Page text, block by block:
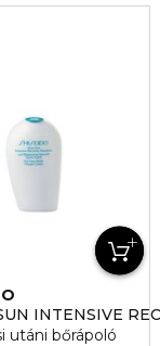
SPF 50
INTENSIVE
utáni bőrápoló